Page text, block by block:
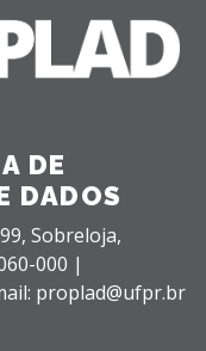
DE
DADOS
Sobreloja,
000 |
proplad@ufpr.br